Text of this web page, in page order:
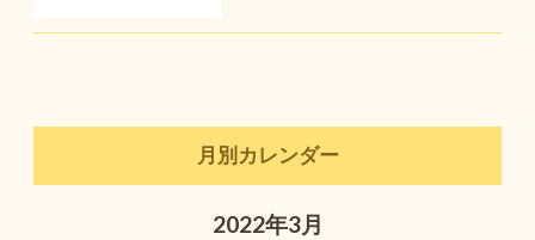
月別カレンダー
2022年3月